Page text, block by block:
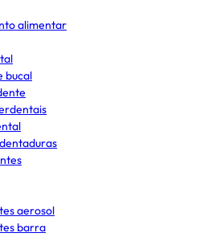
alimentar
bucal
aerosol
barra